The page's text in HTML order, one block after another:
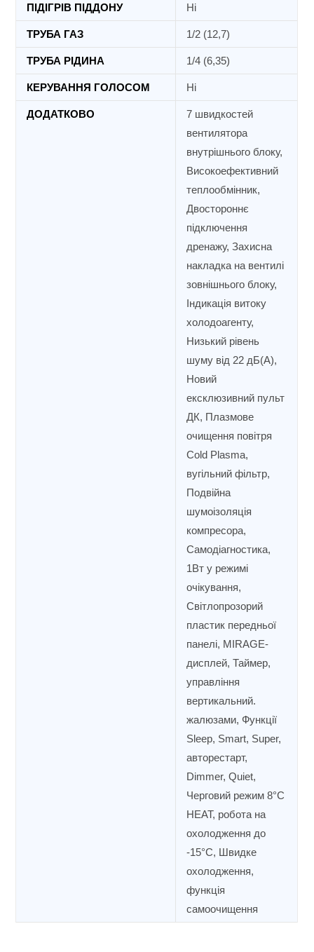
ПІДІГРІВ ПІДДОНУ Ні
ТРУБА ГАЗ 1/2 (12,7)
ТРУБА РІДИНА 1/4 (6,35)
КЕРУВАННЯ ГОЛОСОМ Ні
ДОДАТКОВО
7 швидкостей
вентилятора
внутрішнього блоку,
Високоефективний
теплообмінник,
Двостороннє
підключення
дренажу, Захисна
накладка на вентилі
зовнішнього блоку,
Індикація витоку
холодоагенту,
Низький рівень
шуму від 22 дБ(А),
Новий
ексклюзивний пульт
ДК, Плазмове
очищення повітря
Cold Plasma,
вугільний фільтр,
Подвійна
шумоізоляція
компресора,
Самодіагностика,
1Вт у режимі
очікування,
Світлопрозорий
пластик передньої
панелі, MIRAGE-
дисплей, Таймер,
управління
вертикальний.
жалюзами, Функції
Sleep, Smart, Super,
авторестарт,
Dimmer, Quiet,
Черговий режим 8°C
HEAT, робота на
охолодження до
-15°C, Швидке
охолодження,
функція
самоочищення